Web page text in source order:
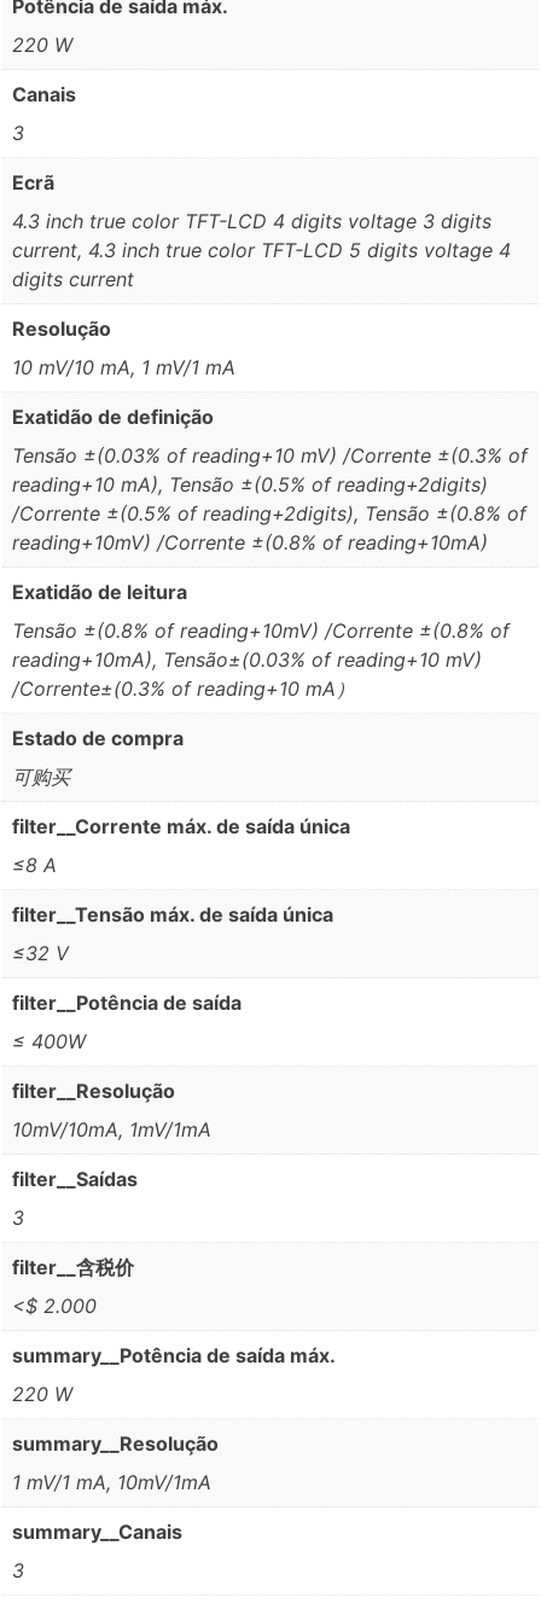
Potência de saída máx.
220 W
Canais
3
Ecrã
4.3 inch true color TFT-LCD 4 digits voltage 3 digits
current, 4.3 inch true color TFT-LCD 5 digits voltage 4
digits current
Resolução
10 mV/10 mA, 1 mV/1 mA
Exatidão de definição
Tensão ±(0.03% of reading+10 mV) /Corrente ±(0.3% of
reading+10 mA), Tensão ±(0.5% of reading+2digits)
/Corrente ±(0.5% of reading+2digits), Tensão ±(0.8% of
reading+10mV) /Corrente ±(0.8% of reading+10mA)
Exatidão de leitura
Tensão ±(0.8% of reading+10mV) /Corrente ±(0.8% of
reading+10mA), Tensão±(0.03% of reading+10 mV)
/Corrente±(0.3% of reading+10 mA）
Estado de compra
可购买
filter__Corrente máx. de saída única
≤8 A
filter__Tensão máx. de saída única
≤32 V
filter__Potência de saída
≤ 400W
filter__Resolução
10mV/10mA, 1mV/1mA
filter__Saídas
3
filter__含税价
<$ 2.000
summary__Potência de saída máx.
220 W
summary__Resolução
1 mV/1 mA, 10mV/1mA
summary__Canais
3